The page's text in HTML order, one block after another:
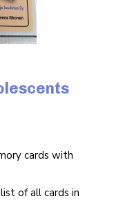
cards with
of all cards in